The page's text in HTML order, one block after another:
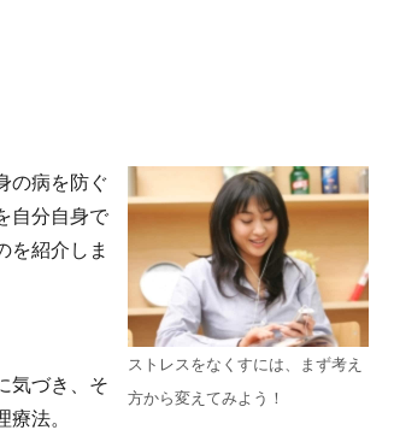
ストレスをなくすには、まず考え
方から変えてみよう！
の病を防ぐ
自分自身で
を紹介しま
気づき、そ
法。